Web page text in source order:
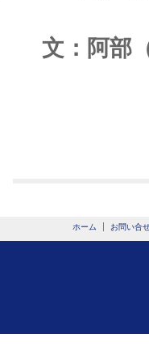
文：阿部
ホーム お問い合